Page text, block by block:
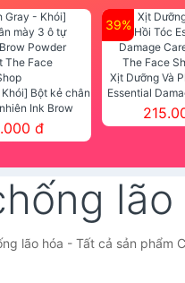
Bột kẻ chân
Ink Brow
The Face Shop
đ
39%
Xịt Dưỡng Và
Essential
Mist The Face
lão
lão hóa - Tất cả sản phẩm